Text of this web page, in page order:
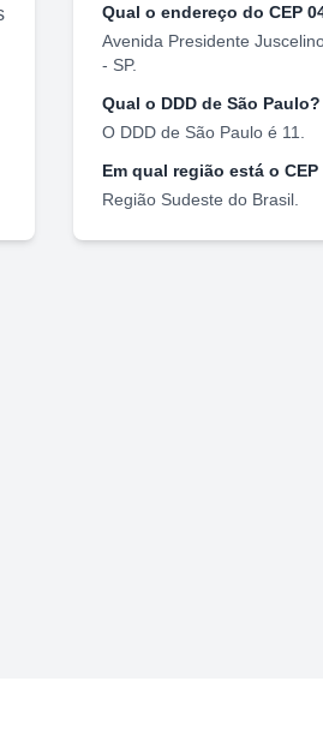
Qual o endereço do CEP
Avenida Presidente
- SP.
Qual o DDD de São Paulo?
O DDD de São Paulo é 11
Em qual região está o CEP
Região Sudeste do Brasil.